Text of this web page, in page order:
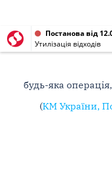
Постанова від
Утилізація відходів